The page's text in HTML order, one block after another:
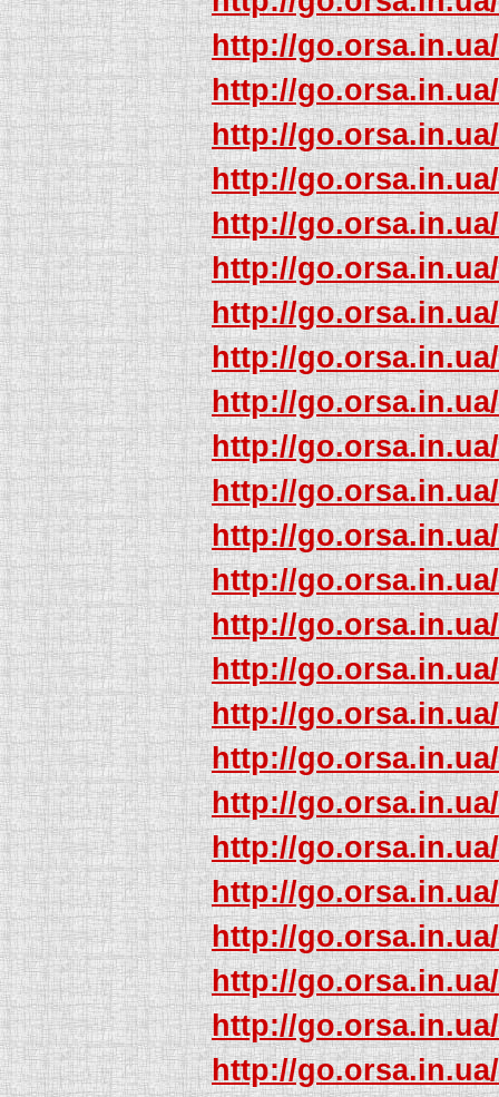
http://
http://
http://
http://
http://
http://
http://
http://
http://
http://
http://
http://
http://
http://
http://
http://
http://
http://
http://
http://
http://
http://
http://
http://